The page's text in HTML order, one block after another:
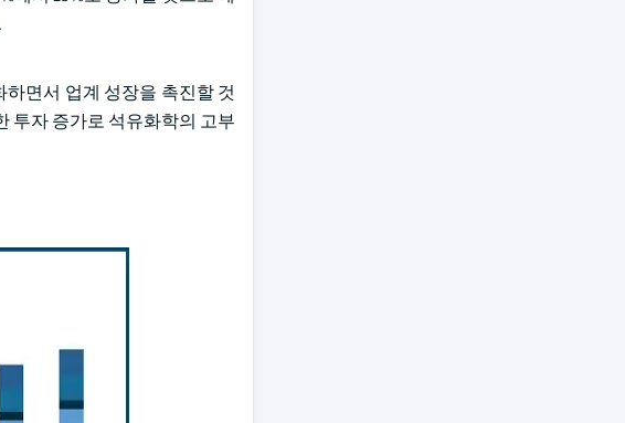
면서 업계 성장을 촉진할 것
투자 증가로 석유화학의 고부